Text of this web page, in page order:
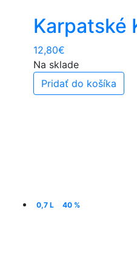
Karpatské
12,80€
Na sklade
Pridať do košíka
0,7 L 40 %